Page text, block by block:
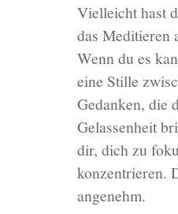
Vielleicht hast
das Meditieren
Wenn du es
eine Stille
Gedanken, die
Gelassenheit
dir, dich zu
konzentrieren.
angenehm.